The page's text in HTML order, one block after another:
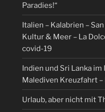
Paradies!“
Italien – Kalabrien –
Kultur & Meer – La
covid-19
Indien und Sri Lanka im
Malediven Kreuzfahrt
Urlaub, aber nicht mit